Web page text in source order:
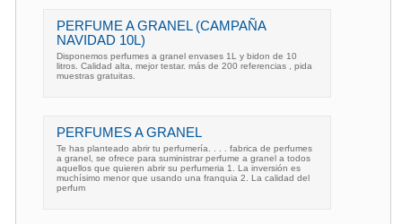
PERFUME A GRANEL (CAMPAÑA
NAVIDAD 10L)
Disponemos perfumes a granel envases 1L y bidon de 10
litros. Calidad alta, mejor testar. más de 200 referencias , pida
muestras gratuitas.
PERFUMES A GRANEL
Te has planteado abrir tu perfumería. . . . fabrica de perfumes
a granel, se ofrece para suministrar perfume a granel a todos
aquellos que quieren abrir su perfumeria 1. La inversión es
muchísimo menor que usando una franquia 2. La calidad del
perfum